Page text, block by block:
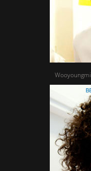
Wooyoungmi